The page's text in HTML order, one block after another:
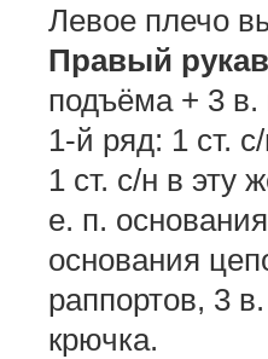
Левое плечо
Правый
подъёма + 3 в.
1-й ряд: 1 ст.
1 ст. с/н в эту
е. п.
основания
раппортов, 3
крючка.